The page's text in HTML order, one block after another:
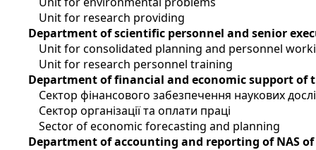
Unit for research providing
Department of scientific personnel and senior
Unit for consolidated planning and personnel
Unit for research personnel training
Department of financial and economic support of
Сектор фінансового забезпечення наукових
Сектор організації та оплати праці
Sector of economic forecasting and planning
Department of accounting and reporting of NAS